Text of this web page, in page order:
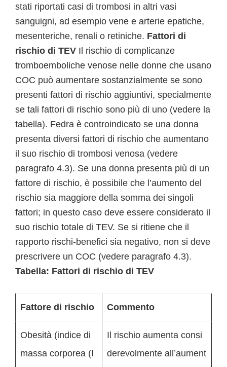
stati riportati casi di trombosi in altri vasi
sanguigni, ad esempio vene e arterie epatiche,
mesenteriche, renali o retiniche. Fattori di
rischio di TEV Il rischio di complicanze
tromboemboliche venose nelle donne che usano
COC può aumentare sostanzialmente se sono
presenti fattori di rischio aggiuntivi, specialmente
se tali fattori di rischio sono più di uno (vedere la
tabella). Fedra è controindicato se una donna
presenta diversi fattori di rischio che aumentano
il suo rischio di trombosi venosa (vedere
paragrafo 4.3). Se una donna presenta più di un
fattore di rischio, è possibile che l’aumento del
rischio sia maggiore della somma dei singoli
fattori; in questo caso deve essere considerato il
suo rischio totale di TEV. Se si ritiene che il
rapporto rischi-benefici sia negativo, non si deve
prescrivere un COC (vedere paragrafo 4.3).
Tabella: Fattori di rischio di TEV
Fattore di rischio Commento
Obesità (indice di
massa corporea (I
Il rischio aumenta consi
derevolmente all’aument